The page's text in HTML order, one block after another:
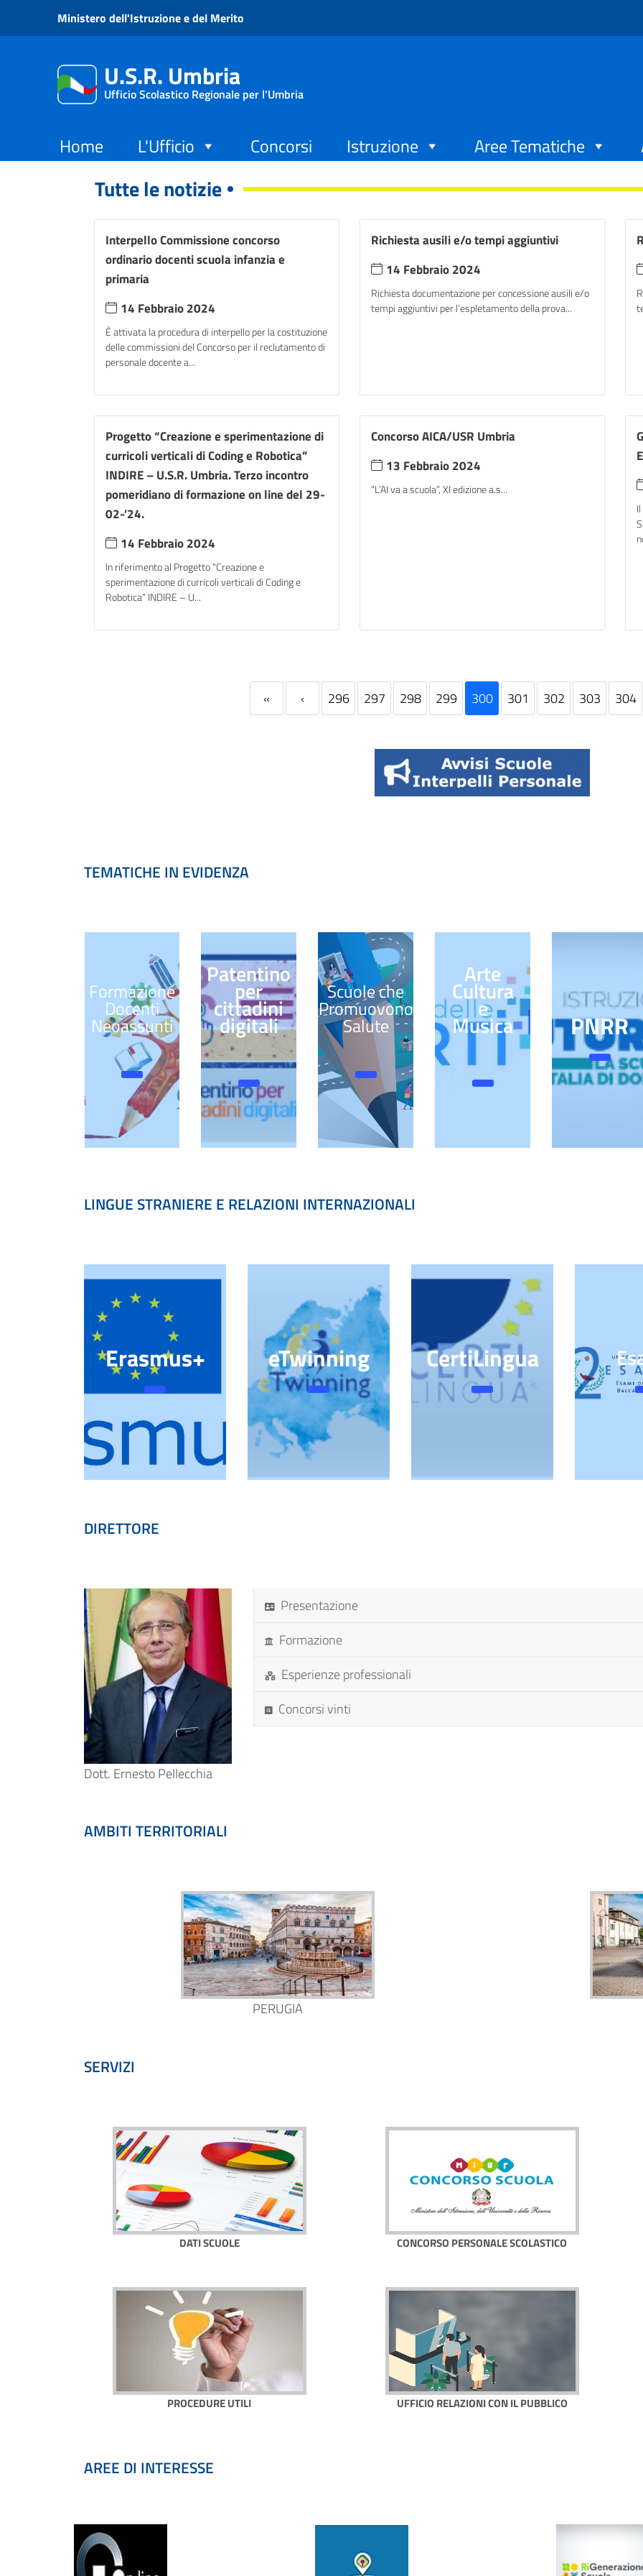
Vai ai contenuti
Vai al menu di navigazione
Ministero dell'Istruzione e del Merito
U.S.R. Umbria
Ufficio Scolastico Regionale per l'Umbria
Home L'Ufficio Concorsi Istruzione Aree Tematiche
Tutte le notizie
Interpello Commissione concorso
ordinario docenti scuola infanzia e
primaria
14 Febbraio 2024
È attivata la procedura di interpello per la costituzione
delle commissioni del Concorso per il reclutamento di
personale docente a...
Richiesta ausili e/o tempi aggiuntivi
14 Febbraio 2024
Richiesta documentazione per concessione ausili e/o
tempi aggiuntivi per l’espletamento della prova...
Progetto “Creazione e sperimentazione di
curricoli verticali di Coding e Robotica”
INDIRE – U.S.R. Umbria. Terzo incontro
pomeridiano di formazione on line del 29-
02-’24.
14 Febbraio 2024
In riferimento al Progetto “Creazione e
sperimentazione di curricoli verticali di Coding e
Robotica” INDIRE – U...
Concorso AICA/USR Umbria
13 Febbraio 2024
“L’AI va a scuola”, XI edizione a.s...
« ‹ 296 297 298 299 300 301 302 303 304
TEMATICHE IN EVIDENZA
Formazione
Docenti
Neoassunti
Patentino
per
cittadini
digitali
Scuole che
Promuovono
Salute
Arte
Cultura
e
Musica PNRR
LINGUE STRANIERE E RELAZIONI INTERNAZIONALI
Erasmus+ eTwinning CertiLingua
DIRETTORE
Dott. Ernesto Pellecchia
Presentazione
Formazione
Esperienze professionali
Concorsi vinti
AMBITI TERRITORIALI
PERUGIA
SERVIZI
DATI SCUOLE CONCORSO PERSONALE SCOLASTICO
PROCEDURE UTILI UFFICIO RELAZIONI CON IL PUBBLICO
AREE DI INTERESSE